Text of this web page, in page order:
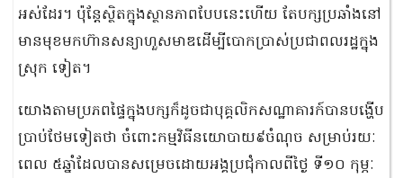
អស់ដែរ។ ប៉ុន្តែស្ថិតក្នុងស្ថានភាពបែបនេះហើយ តែបក្សប្រឆាំងនៅ
មានមុខមកហ៊ានសន្យាហួសមាឌដើម្បីបោកប្រាស់ប្រជាពលរដ្ឋក្នុង
ស្រុក ទៀត។
យោងតាមប្រភពផ្ទៃក្នុងបក្សក៏ដូចជាបុគ្គលិកសណ្ឋាគារក៍បានបង្ហើប
ប្រាប់ថែមទៀតថា ចំពោះកម្មវិធីនយោបាយ៩ចំណុច សម្រាប់រយៈ
ពេល ៥ឆ្នាំដែលបានសម្រេចដោយអង្គប្រជុំកាលពីថ្ងៃ ទី១០ កុម្ភៈ